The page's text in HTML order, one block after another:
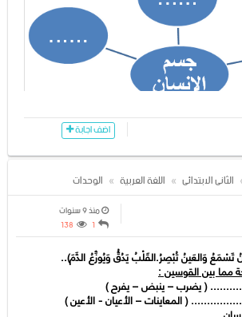
اضف اجابة
الثانى الابتدائى اللغة العربية
الوحدات
منذ 9 سنوات
1
138
تَسْمَعُ وَالعَینُ تُبْصِرُ.القَلْبُ یَدُقُّ وَیُوزِّعُ الدَّمَ)..
مما بین القوسین :